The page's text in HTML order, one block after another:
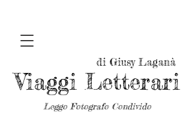
Leggo Fotografo Condivido
Viaggi Letterari
di Giusy Laganà